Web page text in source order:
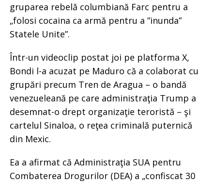
gruparea rebelă columbiană Farc pentru a
„folosi cocaina ca armă pentru a ”inunda”
Statele Unite”.
Într-un videoclip postat joi pe platforma X,
Bondi l-a acuzat pe Maduro că a colaborat cu
grupări precum Tren de Aragua – o bandă
venezueleană pe care administraţia Trump a
desemnat-o drept organizaţie teroristă – şi
cartelul Sinaloa, o reţea criminală puternică
din Mexic.
Ea a afirmat că Administraţia SUA pentru
Combaterea Drogurilor (DEA) a „confiscat 30